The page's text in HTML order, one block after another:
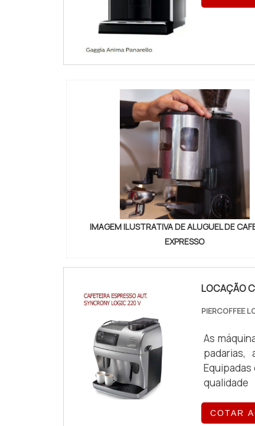
IMAGEM ILUSTRATIVA DE ALUGUEL DE
EXPRESSO
LOCAÇÃO
PIERCOFFEE
As
padarias,
COTAR